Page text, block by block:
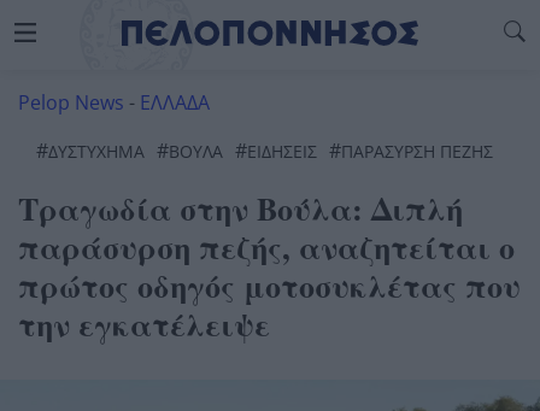
Pelop News - ΕΛΛΑΔΑ
#ΔΥΣΤΎΧΗΜΑ #ΒΟΥΛΑ #ΕΙΔΗΣΕΙΣ #ΠΑΡΑΣΥΡΣΗ ΠΕΖΗΣ
Τραγωδία στην Βούλα: Διπλή
παράσυρση πεζής, αναζητείται ο
πρώτος οδηγός μοτοσυκλέτας που
την εγκατέλειψε